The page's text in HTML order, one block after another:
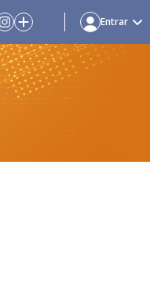
Entrar